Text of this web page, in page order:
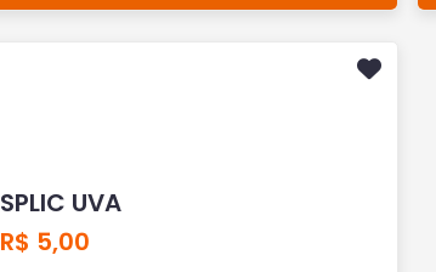
SPLIC UVA
R$ 5,00